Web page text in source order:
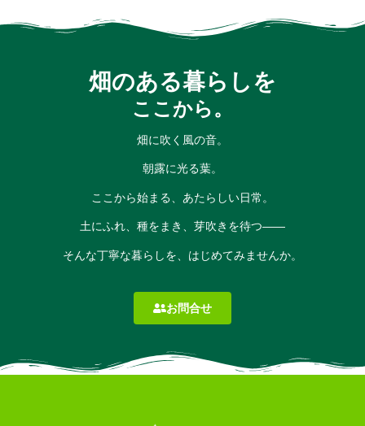
畑のある暮らしを
ここから。
畑に吹く風の音。
朝露に光る葉。
ここから始まる、あたらしい日常。
土にふれ、種をまき、芽吹きを待つ――
そんな丁寧な暮らしを、はじめてみませんか。
お問合せ